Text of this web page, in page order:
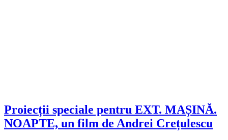
Proiecții speciale pentru EXT. MAȘINĂ.
NOAPTE, un film de Andrei Crețulescu